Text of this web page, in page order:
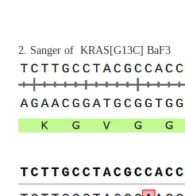
2. Sanger of KRAS[G13C] BaF3